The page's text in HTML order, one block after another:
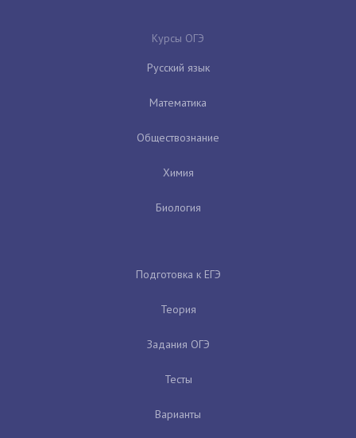
Курсы ОГЭ
Русский язык
Математика
Обществознание
Химия
Биология
Подготовка к ЕГЭ
Теория
Задания ОГЭ
Тесты
Варианты